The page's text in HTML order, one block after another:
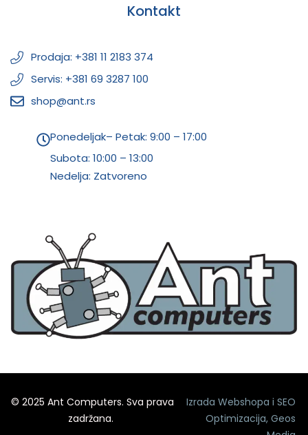
Kontakt
Prodaja: +381 11 2183 374
Servis: +381 69 3287 100
shop@ant.rs
Ponedeljak– Petak: 9:00 – 17:00
Subota: 10:00 – 13:00
Nedelja: Zatvoreno
© 2025 Ant Computers. Sva prava
zadržana.
Izrada Webshopa iSEO
Optimizacija,Geos